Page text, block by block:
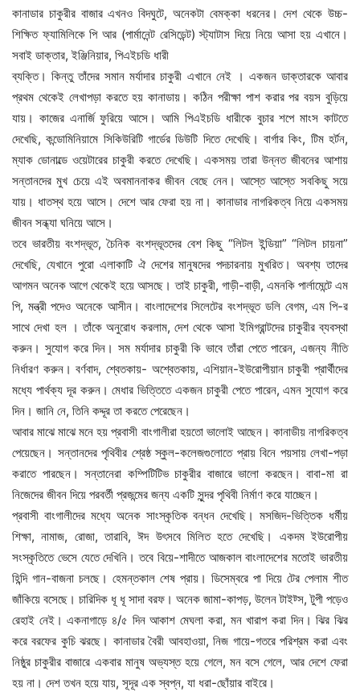
কানাডার চাকুরীর বাজার এখনও বিদঘুটে, অনেকটা বেমক্কা ধরনের। দেশ থেকে উচ্চ-
শিক্ষিত ফ্যামিলিকে পি আর (পার্মানেন্ট রেসিডেন্ট) স্ট্যাটাস দিয়ে নিয়ে আসা হয় এখানে।
সবাই ডাক্তার, ইঞ্জিনিয়ার, পিএইচডি ধারী
ব্যক্তি। কিন্তু তাঁদের সমান মর্যাদার চাকুরী এখানে নেই । একজন ডাক্তারকে আবার
প্রথম থেকেই লেখাপড়া করতে হয় কানাডায়। কঠিন পরীক্ষা পাশ করার পর বয়স বুড়িয়ে
যায়। কাজের এনার্জি ফুরিয়ে আসে। আমি পিএইচডি ধারীকে বুচার শপে মাংস কাটতে
দেখেছি, কন্ডোমিনিয়ামে সিকিউরিটি গার্ডের ডিউটি দিতে দেখেছি। বার্গার কিং, টিম হর্টন,
ম্যাক ডোনাল্ডে ওয়েটারের চাকুরী করতে দেখেছি। একসময় তারা উন্নত জীবনের আশায়
সন্তানদের মুখ চেয়ে এই অবমাননাকর জীবন বেছে নেন। আস্তে আস্তে সবকিছু সয়ে
যায়। ধাতস্থ হয়ে আসে। দেশে আর ফেরা হয় না। কানাডার নাগরিকত্ব নিয়ে একসময়
জীবন সন্ধ্যা ঘনিয়ে আসে।
তবে ভারতীয় বংশদ্ভূত, চৈনিক বংশদ্ভূতদের বেশ কিছু “লিটল ইন্ডিয়া” “লিটল চায়না”
দেখেছি, যেখানে পুরো এলাকাটি ঐ দেশের মানুষদের পদচারনায় মুখরিত। অবশ্য তাদের
আগমন অনেক আগে থেকেই হয়ে আসছে। তাই চাকুরী, গাড়ী-বাড়ী, এমনকি পার্লামেন্টে এম
পি, মন্ত্রী পদেও অনেকে আসীন। বাংলাদেশের সিলেটের বংশদ্ভূত ডলি বেগম, এম পি-র
সাথে দেখা হল । তাঁকে অনুরোধ করলাম, দেশ থেকে আসা ইমিগ্রান্টদের চাকুরীর ব্যবস্থা
করুন। সুযোগ করে দিন। সম মর্যাদার চাকুরী কি ভাবে তাঁরা পেতে পারেন, এজন্য নীতি
নির্ধারণ করুন। বর্ণবাদ, শ্বেতকায়- অশ্বেতকায়, এশিয়ান-ইউরোপীয়ান চাকুরী প্রার্থীদের
মধ্যে পার্থক্য দূর করুন। মেধার ভিত্তিতে একজন চাকুরী পেতে পারেন, এমন সুযোগ করে
দিন। জানি নে, তিনি কদ্দূর তা করতে পেরেছেন।
আবার মাঝে মাঝে মনে হয় প্রবাসী বাংগালীরা হয়তো ভালোই আছেন। কানাডীয় নাগরিকত্ব
পেয়েছেন। সন্তানদের পৃথিবীর শ্রেষ্ঠ স্কুল-কলেজগুলোতে প্রায় বিনে পয়সায় লেখা-পড়া
করাতে পারছেন। সন্তানেরা কম্পিটিটিভ চাকুরীর বাজারে ভালো করছেন। বাবা-মা রা
নিজেদের জীবন দিয়ে পরবর্তী প্রজন্মের জন্য একটি সুন্দর পৃথিবী নির্মাণ করে যাচ্ছেন।
প্রবাসী বাংগালীদের মধ্যে অনেক সাংস্কৃতিক বন্ধন দেখেছি। মসজিদ-ভিত্তিক ধর্মীয়
শিক্ষা, নামাজ, রোজা, তারাবি, ঈদ উৎসবে মিলিত হতে দেখেছি। একদম ইউরোপীয়
সংস্কৃতিতে ভেসে যেতে দেখিনি। তবে বিয়ে-শাদীতে আজকাল বাংলাদেশের মতোই ভারতীয়
হিন্দি গান-বাজনা চলছে। হেমন্তকাল শেষ প্রায়। ডিসেম্বরে পা দিয়ে টের পেলাম শীত
জাঁকিয়ে বসেছে। চারিদিক ধূ ধূ সাদা বরফ। অনেক জামা-কাপড়, উলেন টাইট্স, টুপী পড়েও
রেহাই নেই। একনাগাড়ে ৪/৫ দিন আকাশ মেঘলা করা, মন খারাপ করা দিন। ঝির ঝির
করে বরফের কুচি ঝরছে। কানাডার বৈরী আবহাওয়া, নিজ গায়ে-গতরে পরিশ্রম করা এবং
নিষ্ঠুর চাকুরীর বাজারে একবার মানুষ অভ্যস্ত হয়ে গেলে, মন বসে গেলে, আর দেশে ফেরা
হয় না। দেশ তখন হয়ে যায়, সূদূর এক স্বপ্ন, যা ধরা-ছোঁয়ার বাইরে।